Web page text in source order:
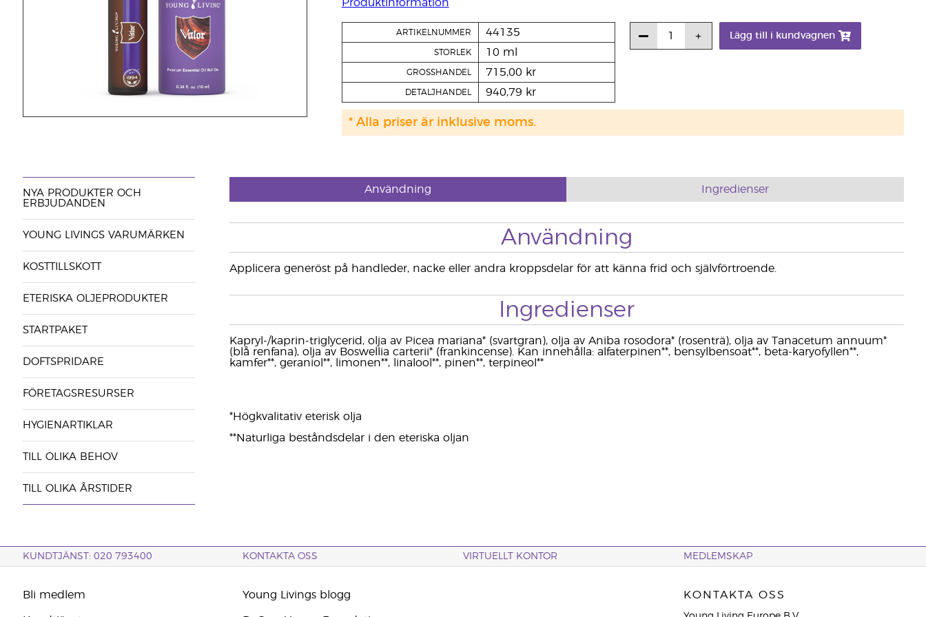
Produktinformation
ARTIKELNUMMER 44135
STORLEK 10 ml
GROSSHANDEL 715,00 kr
DETALJHANDEL 940,79 kr
Lägg till i kundvagnen
* Alla priser är inklusive moms.
NYA PRODUKTER OCH
ERBJUDANDEN
YOUNG LIVINGS VARUMÄRKEN
KOSTTILLSKOTT
ETERISKA OLJEPRODUKTER
STARTPAKET
DOFTSPRIDARE
FÖRETAGSRESURSER
HYGIENARTIKLAR
TILL OLIKA BEHOV
TILL OLIKA ÅRSTIDER
Användning Ingredienser
Användning
Applicera generöst på handleder, nacke eller andra kroppsdelar för att känna frid och självförtroende.
Ingredienser
Kapryl-/kaprin-triglycerid, olja av Picea mariana* (svartgran), olja av Aniba rosodora* (rosenträ), olja av Tanacetum annuum*
(blå renfana), olja av Boswellia carterii* (frankincense). Kan innehålla: alfaterpinen**, bensylbensoat**, beta-karyofyllen**,
kamfer**, geraniol**, limonen**, linalool**, pinen**, terpineol**
*Högkvalitativ eterisk olja
**Naturliga beståndsdelar i den eteriska oljan
KUNDTJÄNST: 020 793400 KONTAKTA OSS VIRTUELLT KONTOR MEDLEMSKAP
Bli medlem Young Livings blogg KONTAKTA OSS